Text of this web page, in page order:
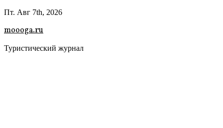
Пт. Авг 7th, 2026
moooga.ru
Туристический журнал